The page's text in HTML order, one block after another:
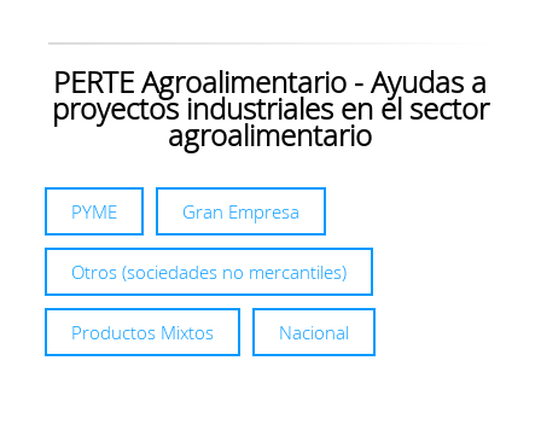
PERTE Agroalimentario - Ayudas a
proyectos industriales en el sector
agroalimentario
PYME Gran Empresa
Otros (sociedades no mercantiles)
Productos Mixtos Nacional